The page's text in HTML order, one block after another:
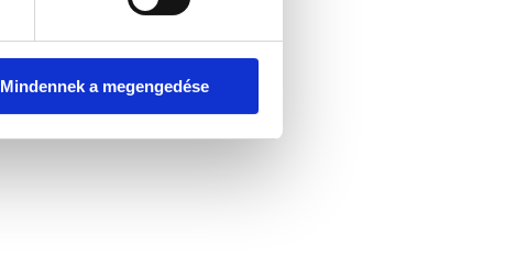
Mindennek a megengedése